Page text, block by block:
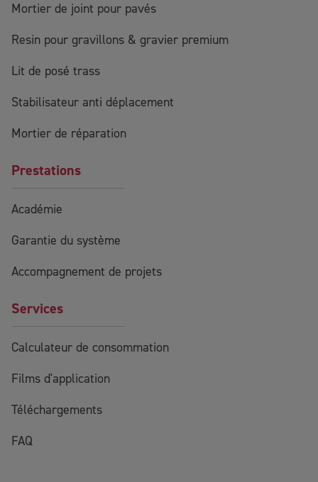
Mortier de joint pour pavés
Resin pour gravillons & gravier premium
Lit de posé trass
Stabilisateur anti déplacement
Mortier de réparation
Prestations
Académie
Garantie du système
Accompagnement de projets
Services
Calculateur de consommation
Films d'application
Téléchargements
FAQ